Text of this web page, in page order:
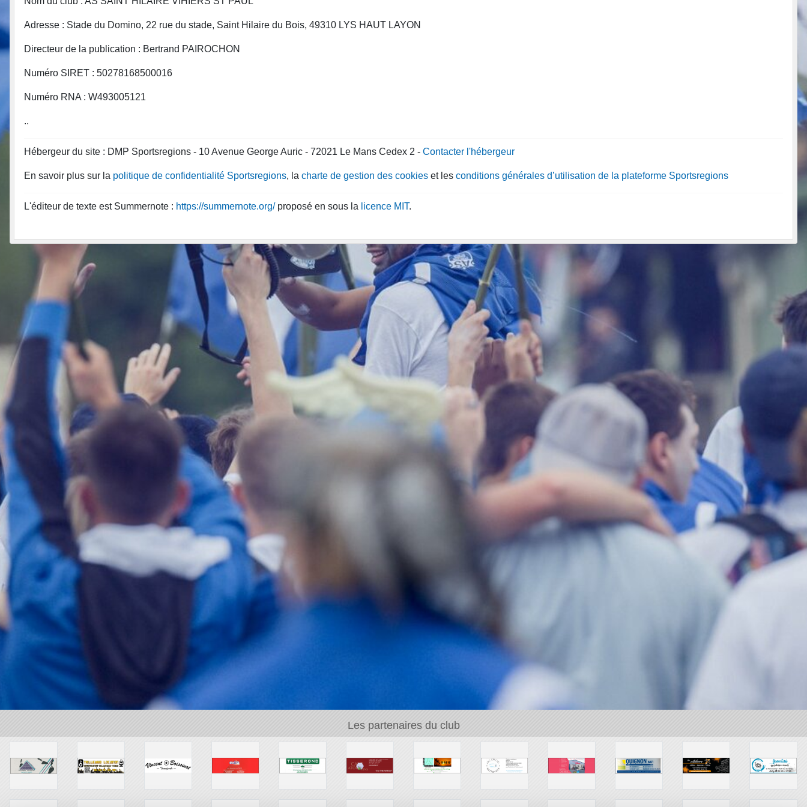
Adresse : Stade du Domino, 22 rue du stade, Saint Hilaire du Bois, 49310 LYS HAUT LAYON
Directeur de la publication : Bertrand PAIROCHON
Numéro SIRET : 50278168500016
Numéro RNA : W493005121
..
Hébergeur du site : DMP Sportsregions - 10 Avenue George Auric - 72021 Le Mans Cedex 2 - Contacter l'hébergeur
En savoir plus sur la politique de confidentialité Sportsregions, la charte de gestion des cookies et les conditions générales d’utilisation de la plateforme Sportsregions
L'éditeur de texte est Summernote : https://summernote.org/proposé en sous la licence MIT.
Les partenaires du club